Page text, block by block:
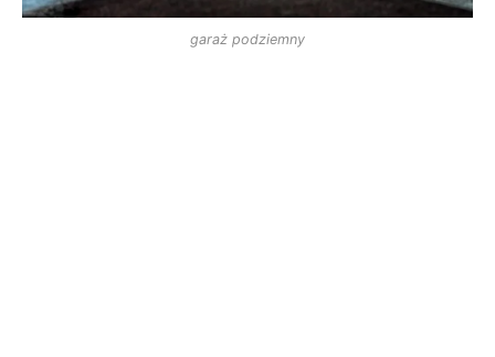
garaż podziemny